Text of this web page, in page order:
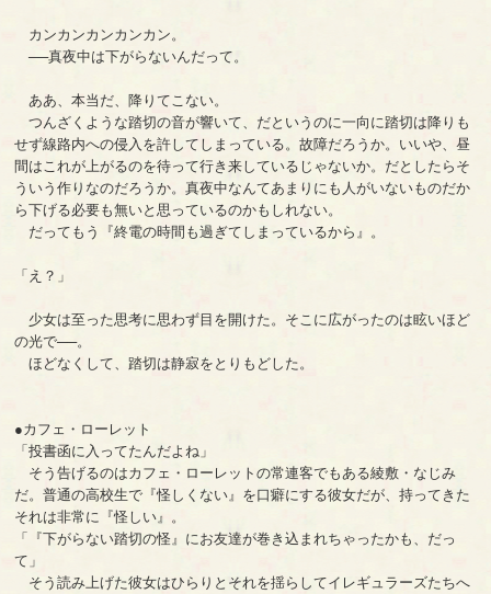
カンカンカンカンカン。
──真夜中は下がらないんだって。
ああ、本当だ、降りてこない。
つんざくような踏切の音が響いて、だというのに一向に踏切は降りも
せず線路内への侵入を許してしまっている。故障だろうか。いいや、昼
間はこれが上がるのを待って行き来しているじゃないか。だとしたらそ
ういう作りなのだろうか。真夜中なんてあまりにも人がいないものだか
ら下げる必要も無いと思っているのかもしれない。
だってもう『終電の時間も過ぎてしまっているから』。
「え？」
少女は至った思考に思わず目を開けた。そこに広がったのは眩いほど
の光で──。
ほどなくして、踏切は静寂をとりもどした。
●カフェ・ローレット
「投書函に入ってたんだよね」
そう告げるのはカフェ・ローレットの常連客でもある綾敷・なじみ
だ。普通の高校生で『怪しくない』を口癖にする彼女だが、持ってきた
それは非常に『怪しい』。
「『下がらない踏切の怪』にお友達が巻き込まれちゃったかも、だっ
て」
そう読み上げた彼女はひらりとそれを揺らしてイレギュラーズたちへ